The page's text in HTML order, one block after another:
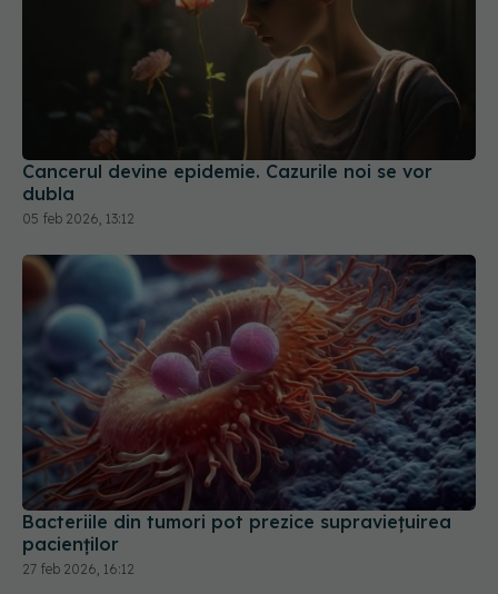
Cancerul devine epidemie. Cazurile noi se vor
dubla
05 feb 2026, 13:12
Bacteriile din tumori pot prezice supraviețuirea
pacienților
27 feb 2026, 16:12